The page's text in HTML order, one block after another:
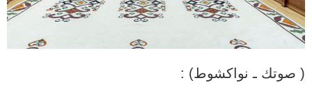
( صوتك ـ نواكشوط) :